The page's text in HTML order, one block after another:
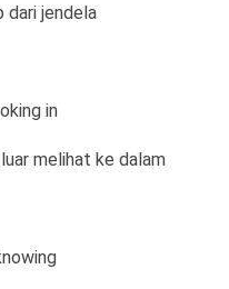
dari jendela
in
melihat ke dalam